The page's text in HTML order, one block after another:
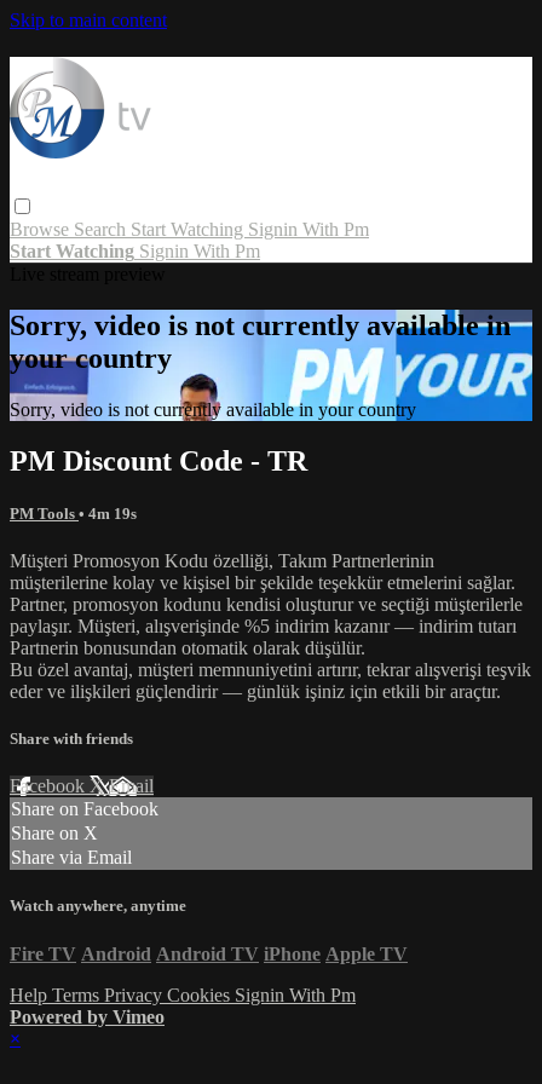
Skip to main content
Browse Search Start Watching Signin With Pm
Start Watching Signin With Pm
Sorry, video is not currently available in
your country
Sorry, video is not currently available in your country
PM Discount Code - TR
PM Tools • 4m 19s
Müşteri Promosyon Kodu özelliği, Takım Partnerlerinin
müşterilerine kolay ve kişisel bir şekilde teşekkür etmelerini sağlar.
Partner, promosyon kodunu kendisi oluşturur ve seçtiği müşterilerle
paylaşır. Müşteri, alışverişinde %5 indirim kazanır — indirim tutarı
Partnerin bonusundan otomatik olarak düşülür.
Bu özel avantaj, müşteri memnuniyetini artırır, tekrar alışverişi teşvik
eder ve ilişkileri güçlendirir — günlük işiniz için etkili bir araçtır.
Share with friends
Facebook XEmail
Share on Facebook
Share on X
Share via Email
Watch anywhere, anytime
Fire TV Android Android TV iPhone Apple TV
Help Terms Privacy Cookies Signin With Pm
Powered by Vimeo
×